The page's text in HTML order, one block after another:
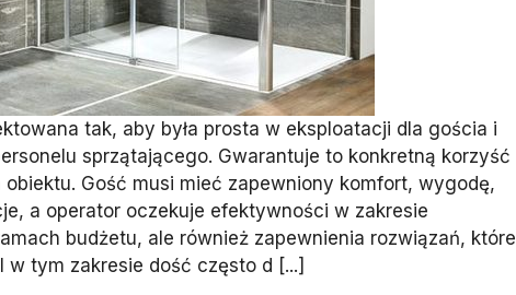
tak, aby była prosta w eksploatacji dla gościa i
sprzątającego. Gwarantuje to konkretną korzyść
Gość musi mieć zapewniony komfort, wygodę,
a operator oczekuje efektywności w zakresie
budżetu, ale również zapewnienia rozwiązań, które
w tym zakresie dość często d [...]